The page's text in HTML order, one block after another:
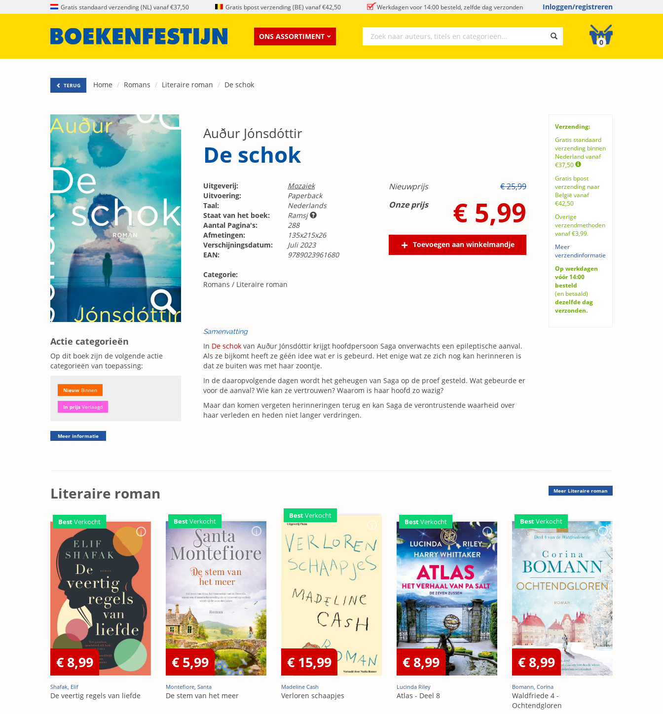
Gratis standaard verzending (NL) vanaf €37,50 Gratis bpost verzending (BE) vanaf €42,50 Werkdagen voor 14:00 besteld, zelfde dag verzonden Inloggen/registreren
ONS ASSORTIMENT
0
TERUG Home Romans Literaire roman De schok
Actie categorieën
Op dit boek zijn de volgende actie
categorieën van toepassing:
Nieuw Binnen
In prijs Verlaagd
Meer informatie
Verzending:
Gratis standaard
verzending binnen
Nederland vanaf
€37,50
Gratis bpost
verzending naar
België vanaf
€42,50
Overige
verzendmethoden
vanaf €3,99.
Meer
verzendinformatie
Op werkdagen
vóór 14:00
besteld
(en betaald)
dezelfde dag
verzonden.
Auður Jónsdóttir
De schok
Uitgeverij:
Mozaiek
Uitvoering:
Paperback
Taal:
Nederlands
Staat van het boek:
Ramsj
Aantal Pagina's:
288
Afmetingen:
135x215x26
Verschijningsdatum:
Juli 2023
EAN:
9789023961680
Nieuwprijs
€ 25,99
Onze prijs
€ 5,99
Toevoegen aan winkelmandje
Categorie:
Romans / Literaire roman
Samenvatting
In De schok van Auður Jónsdóttir krijgt hoofdpersoon Saga onverwachts een epileptische aanval.
Als ze bijkomt heeft ze géén idee wat er is gebeurd. Het enige wat ze zich nog kan herinneren is
dat ze buiten was met haar zoontje.
In de daaropvolgende dagen wordt het geheugen van Saga op de proef gesteld. Wat gebeurde er
voor de aanval? Wie kan ze vertrouwen? Waarom is haar hoofd zo wazig?
Maar dan komen vergeten herinneringen terug en kan Saga de verontrustende waarheid over
haar verleden en heden niet langer verdringen.
Literaire roman Meer Literaire roman
BestVerkocht
€ 8,99
Shafak, Elif
De veertig regels van liefde
BestVerkocht
€ 5,99
Montefiore, Santa
De stem van het meer
BestVerkocht
€ 15,99
Madeline Cash
Verloren schaapjes
BestVerkocht
€ 8,99
Lucinda Riley
Atlas - Deel 8
BestVerkocht
€ 8,99
Bomann, Corina
Waldfriede 4 -
Ochtendgloren